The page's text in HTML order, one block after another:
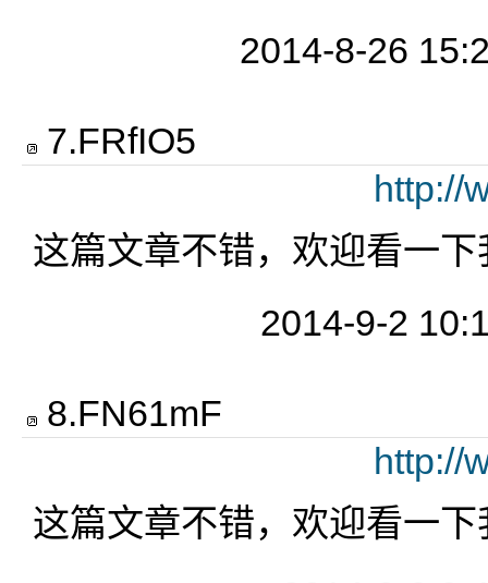
2014-8-26
7.FRfIO5
http://
这篇文章不错，欢迎看一
2014-9-2
8.FN61mF
http://
这篇文章不错，欢迎看一